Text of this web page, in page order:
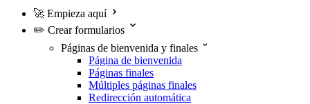
🚀 Empieza aquí
✏️ Crear formularios
Páginas de bienvenida y finales
Página de bienvenida
Páginas finales
Múltiples páginas finales
Redirección automática